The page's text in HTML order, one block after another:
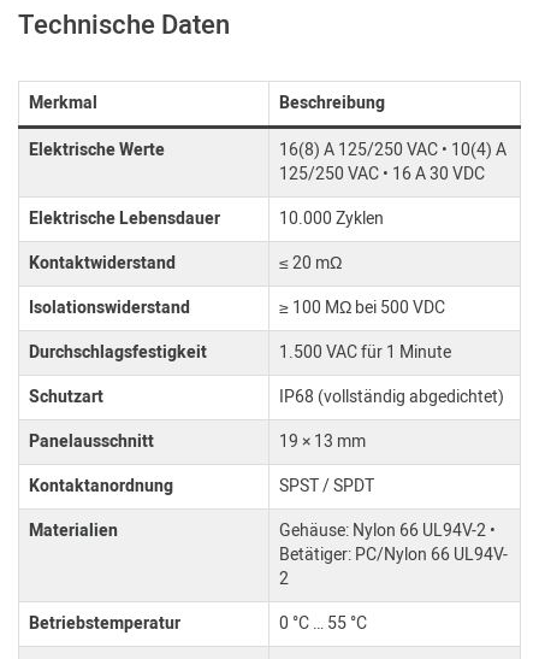
Technische Daten
Merkmal
Beschreibung
Elektrische Werte
16(8) A 125/250 VAC • 10(4) A
125/250 VAC • 16 A 30 VDC
Elektrische Lebensdauer
10.000 Zyklen
Kontaktwiderstand
≤ 20 mΩ
Isolationswiderstand
≥ 100 MΩ bei 500 VDC
Durchschlagsfestigkeit
1.500 VAC für 1 Minute
Schutzart
IP68 (vollständig abgedichtet)
Panelausschnitt
19 × 13 mm
Kontaktanordnung
SPST / SPDT
Materialien
Gehäuse: Nylon 66 UL94V-2 •
Betätiger: PC/Nylon 66 UL94V-
2
Betriebstemperatur
0 °C … 55 °C